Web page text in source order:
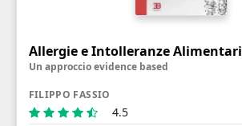
Allergie e Intolleranze Alimentari
Un approccio evidence based
FILIPPO FASSIO
4.5